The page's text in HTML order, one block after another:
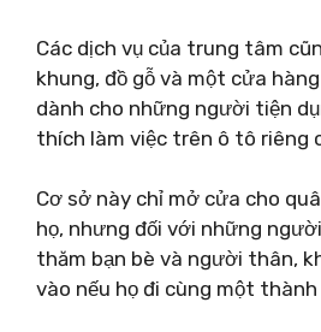
Các dịch vụ của trung tâm
khung, đồ gỗ và một cửa
dành cho những người tiện
thích làm việc trên ô tô riêng
Cơ sở này chỉ mở cửa cho
họ, nhưng đối với những
thăm bạn bè và người thân,
vào nếu họ đi cùng một thành